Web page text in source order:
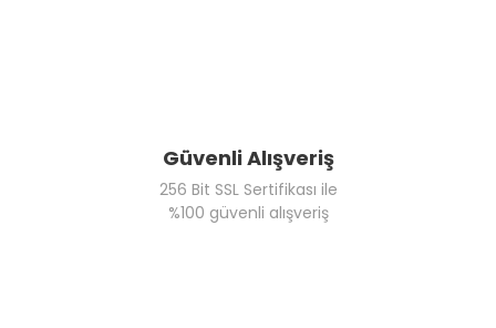
Güvenli Alışveriş
256 Bit SSL Sertifikası ile
%100 güvenli alışveriş